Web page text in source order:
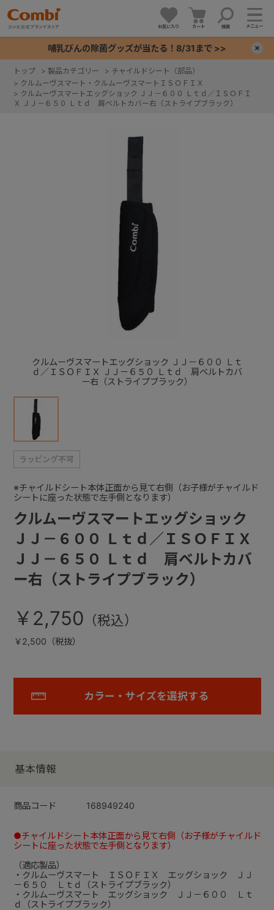
お気に入り カート 検索 メニュー
哺乳びんの除菌グッズが当たる！8/31まで >>
トップ > 製品カテゴリー > チャイルドシート（部品）
> クルムーヴスマート・クルムーヴスマートＩＳＯＦＩＸ
> クルムーヴスマートエッグショック ＪＪ－６００ Ｌｔｄ／ＩＳＯＦＩ
Ｘ ＪＪ－６５０ Ｌｔｄ 肩ベルトカバー右（ストライプブラック）
クルムーヴスマートエッグショック ＪＪ－６００ Ｌｔ
ｄ／ＩＳＯＦＩＸ ＪＪ－６５０ Ｌｔｄ 肩ベルトカバ
ー右（ストライプブラック）
クルムーヴスマートエッグショック
ＪＪ－６００ Ｌｔｄ／ＩＳＯＦＩＸ
ＪＪ－６５０ Ｌｔｄ 肩ベルトカバ
ー右（ストライプブラック）
※チャイルドシート本体正面から見て右側（お子様がチャイルド
シートに座った状態で左手側となります）
￥2,750
￥2,500（税抜）
カラー・サイズを選択する
基本情報
商品コード 168949240
●チャイルドシート本体正面から見て右側（お子様がチャイルド
シートに座った状態で左手側となります）
（適応製品）
・クルムーヴスマート ＩＳＯＦＩＸ エッグショック ＪＪ
－６５０ Ｌｔｄ（ストライプブラック）
・クルムーヴスマート エッグショック ＪＪ－６００ Ｌｔ
ｄ（ストライプブラック）